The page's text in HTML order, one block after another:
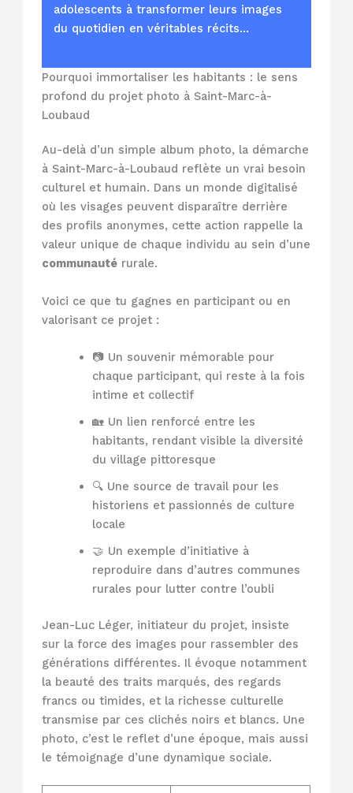
adolescents à transformer leurs images
du quotidien en véritables récits…
Pourquoi immortaliser les habitants : le sens
profond du projet photo à Saint-Marc-à-
Loubaud
Au-delà d’un simple album photo, la démarche
à Saint-Marc-à-Loubaud reflète un vrai besoin
culturel et humain. Dans un monde digitalisé
où les visages peuvent disparaître derrière
des profils anonymes, cette action rappelle la
valeur unique de chaque individu au sein d’une
communauté rurale.
Voici ce que tu gagnes en participant ou en
valorisant ce projet :
📷 Un souvenir mémorable pour
chaque participant, qui reste à la fois
intime et collectif
🏡 Un lien renforcé entre les
habitants, rendant visible la diversité
du village pittoresque
🔍 Une source de travail pour les
historiens et passionnés de culture
locale
🤝 Un exemple d’initiative à
reproduire dans d’autres communes
rurales pour lutter contre l’oubli
Jean-Luc Léger, initiateur du projet, insiste
sur la force des images pour rassembler des
générations différentes. Il évoque notamment
la beauté des traits marqués, des regards
francs ou timides, et la richesse culturelle
transmise par ces clichés noirs et blancs. Une
photo, c’est le reflet d’une époque, mais aussi
le témoignage d’une dynamique sociale.